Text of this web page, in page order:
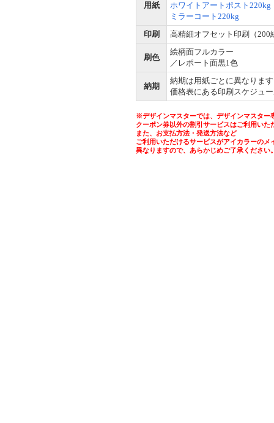
用紙
ホワイトアートポスト220kg
ミラーコート220kg
印刷
高精細オフセット印刷（200
刷色
絵柄面フルカラー
／レポート面黒1色
納期
納期は用紙ごとに異なりま
価格表にある印刷スケジュ
※デザインマスターでは、デザインマスター
クーポン券以外の割引サービスはご利用いた
また、お支払方法・発送方法など
ご利用いただけるサービスがアイカラーのメ
異なりますので、あらかじめご了承ください